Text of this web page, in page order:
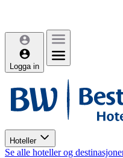
Logga in
Hoteller
Se alle hoteller og